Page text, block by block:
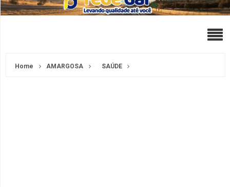
Home AMARGOSA SAÚDE